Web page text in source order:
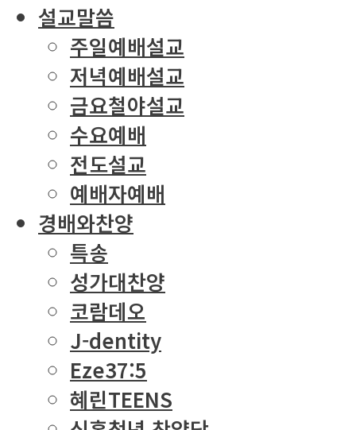
설교말씀
주일예배설교
저녁예배설교
금요철야설교
수요예배
전도설교
예배자예배
경배와찬양
특송
성가대찬양
코람데오
J-dentity
Eze37:5
혜린TEENS